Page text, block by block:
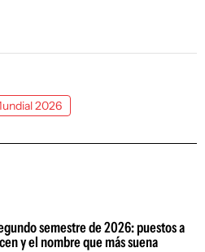
2026
semestre de 2026: puestos a
y el nombre que más suena